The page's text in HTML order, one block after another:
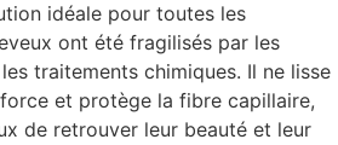
idéale pour toutes les
ont été fragilisés par les
traitements chimiques. Il ne lisse
et protège la fibre capillaire,
de retrouver leur beauté et leur